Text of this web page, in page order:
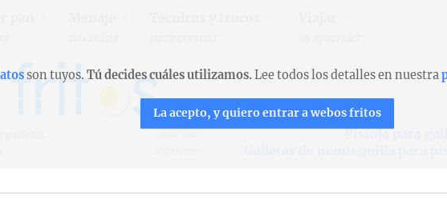
Pistola para
son tuyos. Tú decides cuáles utilizamos.Lee todos los detalles en nuestra
La acepto, y quiero entrar a webos fritos